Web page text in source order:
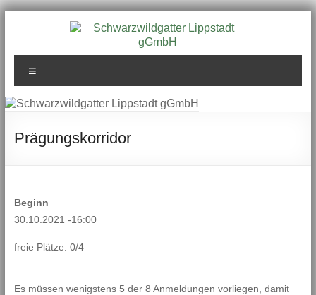
Schwarzwildgatter
Lippstadt gGmbH
Prägungskorridor
Beginn
30.10.2021 -16:00
freie Plätze: 0/4
Es müssen wenigstens 5 der 8 Anmeldungen vorliegen, damit